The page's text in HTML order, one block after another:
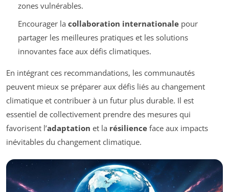
zones vulnérables.
Encourager la collaboration internationalepour
partager les meilleures pratiques et les solutions
innovantes face aux défis climatiques.
En intégrant ces recommandations, les communautés
peuvent mieux se préparer aux défis liés au changement
climatique et contribuer à un futur plus durable. Il est
essentiel de collectivement prendre des mesures qui
favorisent l’adaptation et la résilience face aux impacts
inévitables du changement climatique.